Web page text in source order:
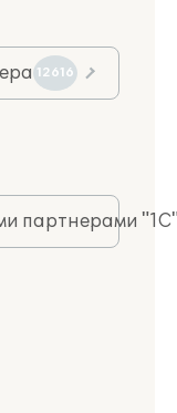
12616
партнерами